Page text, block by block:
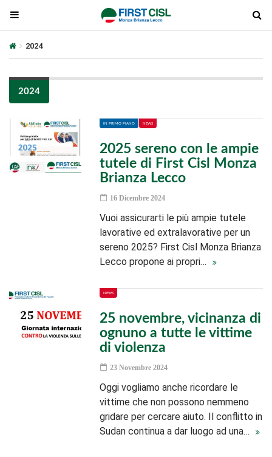
2024
2024
IN PRIMO PIANO NEWS
2025 sereno con le ampie
tutele di First Cisl Monza
Brianza Lecco
16 Dicembre 2024
Vuoi assicurarti le più ampie tutele
lavorative ed extralavorative per un
sereno 2025? First Cisl Monza Brianza
Lecco propone ai propri…
NEWS
25 novembre, vicinanza di
ognuno a tutte le vittime
di violenza
23 Novembre 2024
Oggi vogliamo anche ricordare le
vittime che non possono nemmeno
gridare per cercare aiuto. Il conflitto in
Sudan continua a dar luogo ad una…